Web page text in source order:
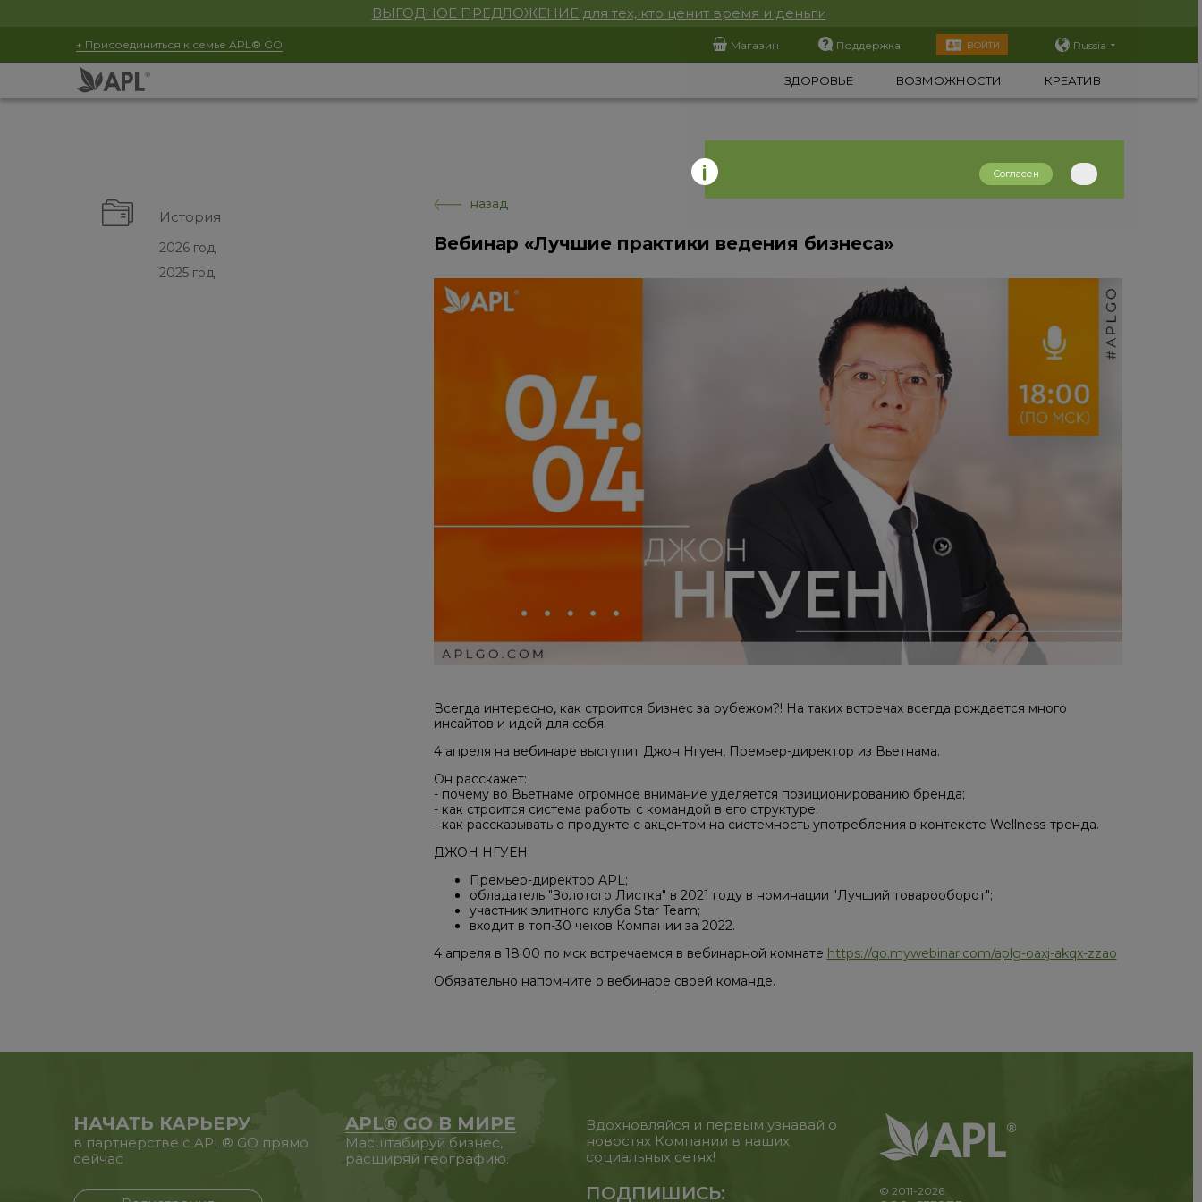
ВЫГОДНОЕ ПРЕДЛОЖЕНИЕ для тех, кто ценит время и деньги
+ Присоединиться к семье APL® GO Магазин Поддержка ВОЙТИ Russia
ЗДОРОВЬЕ ВОЗМОЖНОСТИ КРЕАТИВ
История
2026 год
2025 год
назад
Вебинар «Лучшие практики ведения бизнеса»
Всегда интересно, как строится бизнес за рубежом?! На таких встречах всегда рождается много
инсайтов и идей для себя. ⠀
4 апреля на вебинаре выступит Джон Нгуен, Премьер-директор из Вьетнама.
Он расскажет:
- почему во Вьетнаме огромное внимание уделяется позиционированию бренда;
- как строится система работы с командой в его структуре;
- как рассказывать о продукте с акцентом на системность употребления в контексте Wellness-тренда.
ДЖОН НГУЕН:
Премьер-директор APL;
обладатель "Золотого Листка" в 2021 году в номинации "Лучший товарооборот";
участник элитного клуба Star Team;
входит в топ-30 чеков Компании за 2022.
4 апреля в 18:00 по мск встречаемся в вебинарной комнате https://qo.mywebinar.com/aplg-oaxj-akqx-zzao
Обязательно напомните о вебинаре своей команде.
НАЧАТЬ КАРЬЕРУ
в партнерстве с APL® GO прямо
сейчас
APL® GO В МИРЕ
Масштабируй бизнес,
расширяй географию.
Вдохновляйся и первым узнавай о
новостях Компании в наших
социальных сетях!
ПОДПИШИСЬ:
© 2011-2026
Согласен